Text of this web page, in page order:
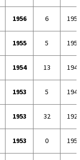
1956 6
1955 5
1954 13
1953 5
1953 32
1953 0